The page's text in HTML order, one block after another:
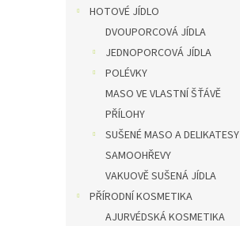
HOTOVÉ JÍDLO
DVOUPORCOVÁ JÍDLA
JEDNOPORCOVÁ JÍDLA
POLÉVKY
MASO VE VLASTNÍ ŠŤÁVĚ
PŘÍLOHY
SUŠENÉ MASO A DELIKATESY
SAMOOHŘEVY
VAKUOVĚ SUŠENÁ JÍDLA
PŘÍRODNÍ KOSMETIKA
AJURVÉDSKÁ KOSMETIKA